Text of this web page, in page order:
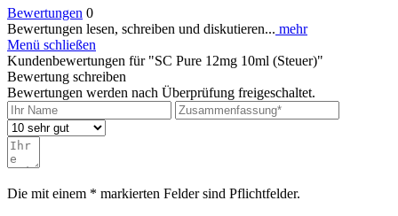
Bewertungen 0
Bewertungen lesen, schreiben und diskutieren... mehr
Menü schließen
Kundenbewertungen für "SC Pure 12mg 10ml (Steuer)"
Bewertung schreiben
Bewertungen werden nach Überprüfung freigeschaltet.
Die mit einem * markierten Felder sind Pflichtfelder.